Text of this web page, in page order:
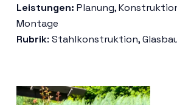
Leistungen: Planung,
Montage
Rubrik: Stahlkonstruktion,